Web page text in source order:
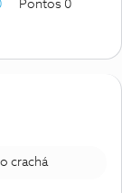
Pontos 0
crachá